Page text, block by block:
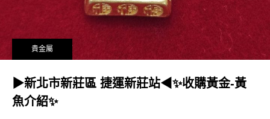
貴金屬
▶新北市新莊區 捷運新莊站◀✨收購黃金-黃
魚介紹✨